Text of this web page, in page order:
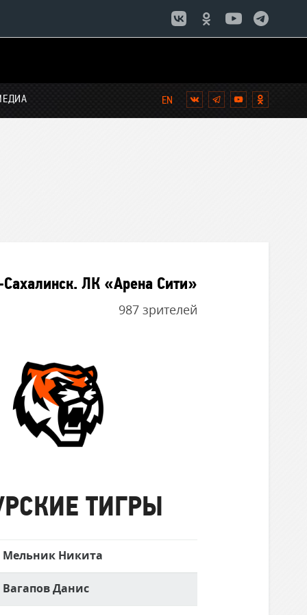
Вконтакте
Telegram
YouTube
ЛК «Арена Сити»
987 зрителей
Амурские
Тигры
ТИГРЫ
Мельник Никита
Вагапов Данис